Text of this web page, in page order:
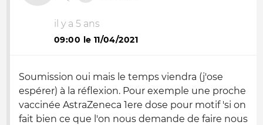
il y a 5 ans
09:00 le 11/04/2021
Soumission oui mais le temps viendra (j'ose
espérer) à la réflexion. Pour exemple une proche
vaccinée AstraZeneca 1ere dose pour motif 'si on
fait bien ce que l'on nous demande de faire nous